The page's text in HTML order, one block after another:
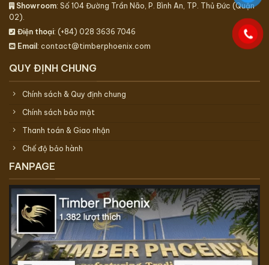
Showroom: Số 104 Đường Trần Não, P. Bình An, TP. Thủ Đức (Quận
02).
Điện thoại: (+84) 028 3636 7046
Email: contact@timberphoenix.com
QUY ĐỊNH CHUNG
Chính sách & Quy định chung
Chính sách bảo mật
Thanh toán & Giao nhận
Chế độ bảo hành
FANPAGE